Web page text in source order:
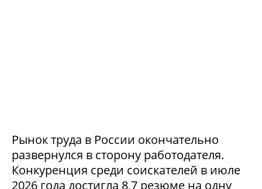
Рынок труда в России окончательно
развернулся в сторону работодателя.
Конкуренция среди соискателей в июле
2026 года достигла 8,7 резюме на одну